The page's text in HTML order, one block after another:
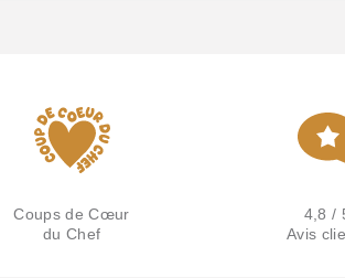
Coups de Cœur
du Chef
4,8 /
Avis